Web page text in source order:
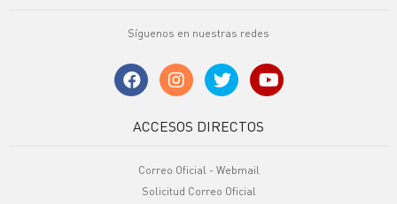
Síguenos en nuestras redes
ACCESOS DIRECTOS
Correo Oficial - Webmail
Solicitud Correo Oficial